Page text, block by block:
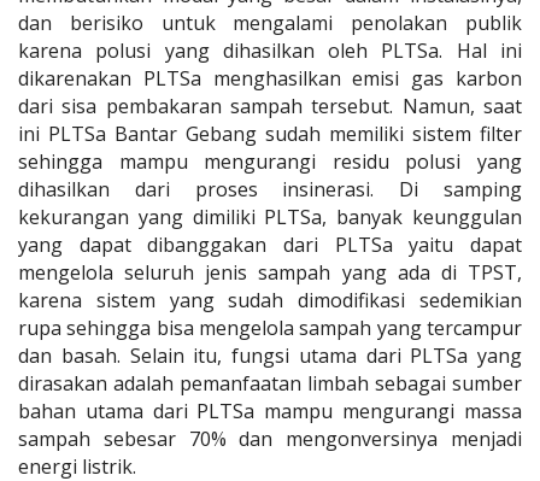
dan berisiko untuk mengalami penolakan publik
karena polusi yang dihasilkan oleh PLTSa. Hal ini
dikarenakan PLTSa menghasilkan emisi gas karbon
dari sisa pembakaran sampah tersebut. Namun, saat
ini PLTSa Bantar Gebang sudah memiliki sistem filter
sehingga mampu mengurangi residu polusi yang
dihasilkan dari proses insinerasi. Di samping
kekurangan yang dimiliki PLTSa, banyak keunggulan
yang dapat dibanggakan dari PLTSa yaitu dapat
mengelola seluruh jenis sampah yang ada di TPST,
karena sistem yang sudah dimodifikasi sedemikian
rupa sehingga bisa mengelola sampah yang tercampur
dan basah. Selain itu, fungsi utama dari PLTSa yang
dirasakan adalah pemanfaatan limbah sebagai sumber
bahan utama dari PLTSa mampu mengurangi massa
sampah sebesar 70% dan mengonversinya menjadi
energi listrik.